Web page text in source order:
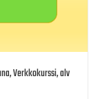
Verkkokurssi, alv